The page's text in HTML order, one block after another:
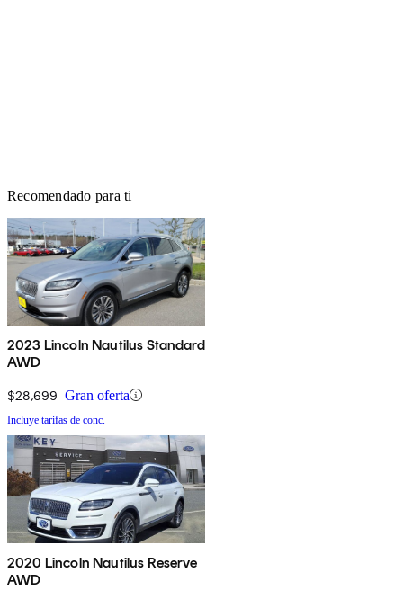
Recomendado para ti
2023 Lincoln Nautilus Standard
AWD
$28,699 Gran oferta
Incluye tarifas de conc.
2020 Lincoln Nautilus Reserve
AWD